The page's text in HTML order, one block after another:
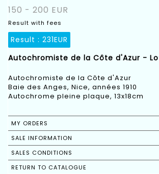
150 - 200 EUR
Result with fees
Result : 231EUR
Autochromiste de la Côte d'Azur -
Autochromiste de la Côte d'Azur
Baie des Anges, Nice, années 1910
Autochrome pleine plaque, 13x18cm
MY ORDERS
SALE INFORMATION
SALES CONDITIONS
RETURN TO CATALOGUE